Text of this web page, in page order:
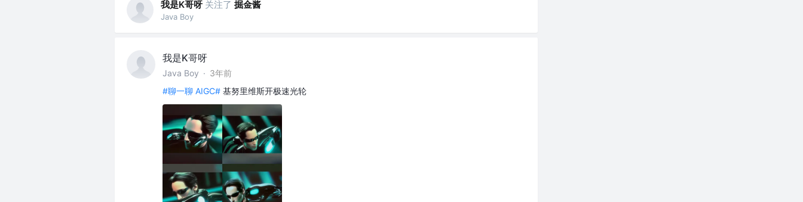
我是K哥呀 关注了 掘金酱
Java Boy
我是K哥呀
Java Boy · 3年前
#聊一聊 AIGC# 基努里维斯开极速光轮